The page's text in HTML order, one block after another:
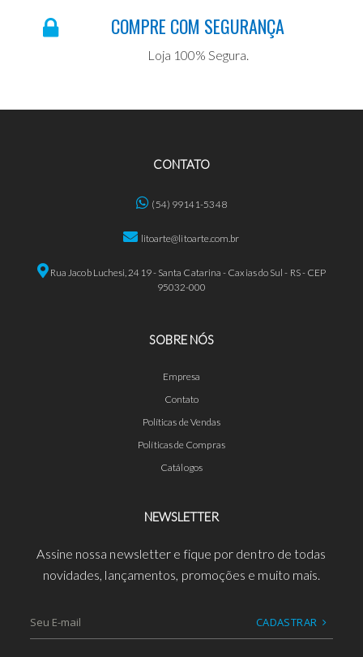
COMPRE COM SEGURANÇA
Loja 100% Segura.
CONTATO
(54) 99141-5348
litoarte@litoarte.com.br
Rua Jacob Luchesi, 2419 - Santa Catarina - Caxias do Sul - RS - CEP
95032-000
SOBRE NÓS
Empresa
Contato
Políticas de Vendas
Políticas de Compras
Catálogos
NEWSLETTER
Assine nossa newsletter e fique por dentro de todas
novidades, lançamentos, promoções e muito mais.
CADASTRAR